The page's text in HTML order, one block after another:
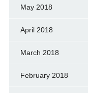
May 2018
April 2018
March 2018
February 2018